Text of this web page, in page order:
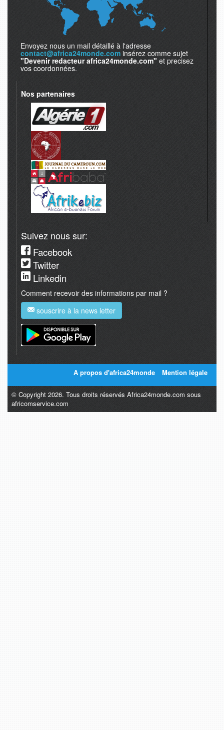
Envoyez nous un mail détaillé à l'adresse
contact@africa24monde.com insérez comme sujet
"Devenir redacteur africa24monde.com" et precisez
vos coordonnées.
Nos partenaires
Suivez nous sur:
Facebook
Twitter
Linkedin
Comment recevoir des informations par mail ?
souscrire à la news letter
A propos d'africa24monde Mention légale
© Copyright 2026. Tous droits réservés Africa24monde.com sous
africomservice.com